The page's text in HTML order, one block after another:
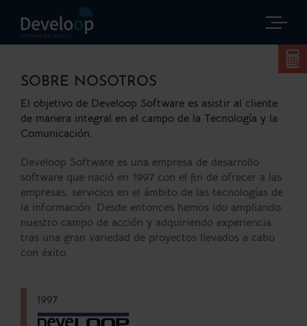
SOBRE NOSOTROS
El objetivo de Develoop Software es asistir al cliente
de manera integral en el campo de la Tecnología y la
Comunicación.
Develoop Software es una empresa de desarrollo
software que nació en 1997 con el fin de ofrecer a las
empresas, servicios en el ámbito de las tecnologías de
la información. Desde entonces hemos ido ampliando
nuestro campo de acción y adquiriendo experiencia
tras una gran variedad de proyectos llevados a cabo
con éxito.